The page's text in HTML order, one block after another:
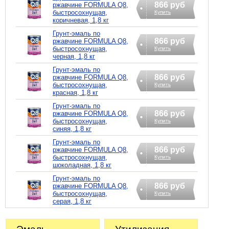
ржавчине FORMULA Q8,
быстросохнущая,
коричневая, 1,8 кг
866 руб
Купить
Грунт-эмаль по
ржавчине FORMULA Q8,
быстросохнущая,
черная, 1,8 кг
866 руб
Купить
Грунт-эмаль по
ржавчине FORMULA Q8,
быстросохнущая,
красная, 1,8 кг
866 руб
Купить
Грунт-эмаль по
ржавчине FORMULA Q8,
быстросохнущая,
синяя, 1,8 кг
866 руб
Купить
Грунт-эмаль по
ржавчине FORMULA Q8,
быстросохнущая,
шоколадная, 1,8 кг
866 руб
Купить
Грунт-эмаль по
ржавчине FORMULA Q8,
быстросохнущая,
серая, 1,8 кг
866 руб
Купить